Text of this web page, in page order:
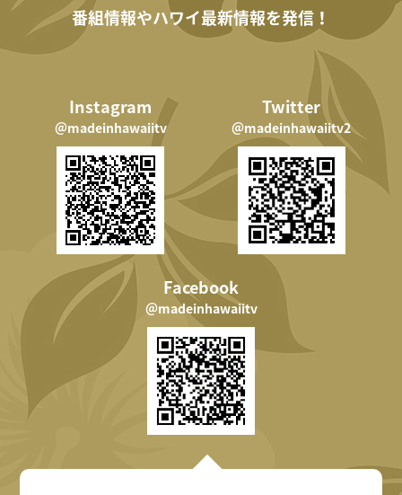
番組情報やハワイ最新情報を発信！
Instagram
＠madeinhawaiitv
Twitter
＠madeinhawaiitv2
Facebook
＠madeinhawaiitv